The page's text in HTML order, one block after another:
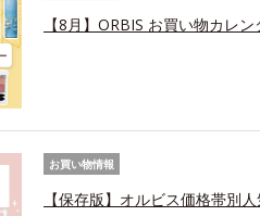
【8月】ORBIS お買い物カレン
お買い物情報
【保存版】オルビス価格帯別